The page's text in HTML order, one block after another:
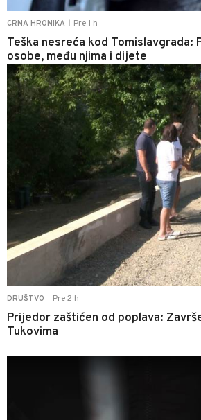
CRNA HRONIKA Pre 1 h
Teška nesreća kod Tomislavgrada:
osobe, među njima i dijete
DRUŠTVO Pre 2 h
Prijedor zaštićen od poplava:
Tukovima